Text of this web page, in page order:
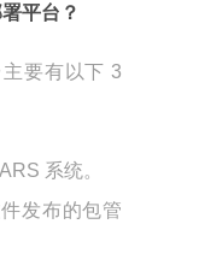
平台？
主要有以下 3
系统。
发布的包管